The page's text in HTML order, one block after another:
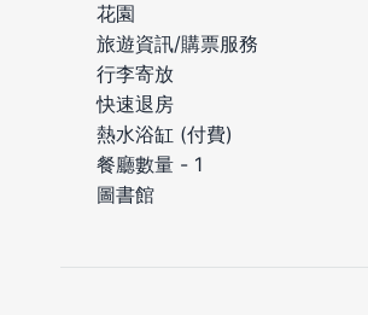
花園
旅遊資訊/購票服務
行李寄放
快速退房
熱水浴缸 (付費)
餐廳數量 - 1
圖書館